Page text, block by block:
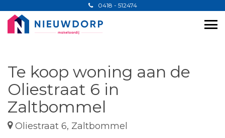
0418 - 512474
Te koop woning aan de
Oliestraat 6 in
Zaltbommel
Oliestraat 6, Zaltbommel